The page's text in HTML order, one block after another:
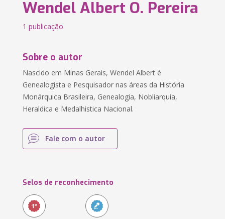
Wendel Albert O. Pereira
1 publicação
Sobre o autor
Nascido em Minas Gerais, Wendel Albert é
Genealogista e Pesquisador nas áreas da História
Monárquica Brasileira, Genealogia, Nobliarquia,
Heraldica e Medalhistica Nacional.
Fale com o autor
Selos de reconhecimento